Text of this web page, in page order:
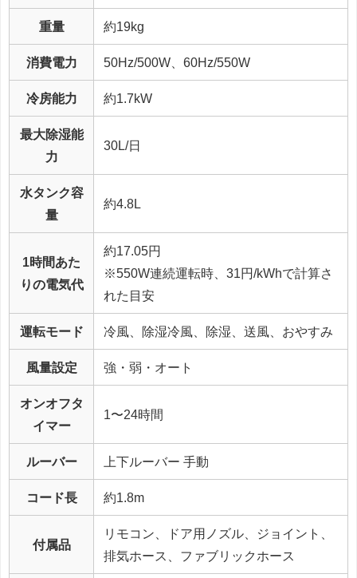
重量 約19kg
消費電力 50Hz/500W、60Hz/550W
冷房能力 約1.7kW
最大除湿能
力
30L/日
水タンク容
量
約4.8L
1時間あた
りの電気代
約17.05円
※550W連続運転時、31円/kWhで計算さ
れた目安
運転モード 冷風、除湿冷風、除湿、送風、おやすみ
風量設定 強・弱・オート
オンオフタ
イマー
1〜24時間
ルーバー 上下ルーバー 手動
コード長 約1.8m
付属品
リモコン、ドア用ノズル、ジョイント、
排気ホース、ファブリックホース